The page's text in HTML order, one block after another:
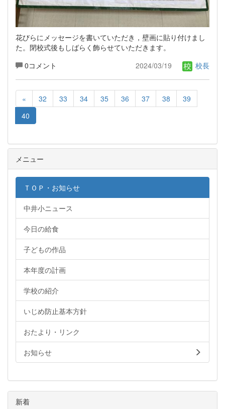
花びらにメッセージを書いていただき，壁画に貼り付けまし
た。閉校式後もしばらく飾らせていただきます。
0コメント
2024/03/19 校長
« 32 33 34 35 36 37 38
39
40
メニュー
ＴＯＰ・お知らせ
中井小ニュース
今日の給食
子どもの作品
本年度の計画
学校の紹介
いじめ防止基本方針
おたより・リンク
お知らせ
新着